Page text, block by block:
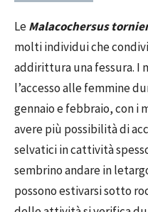
LeMalacochersus
molti individui che
addirittura una fessura. I
l’accesso alle femmine
gennaio e febbraio, con i
avere più possibilità di
selvatici in cattività
sembrino andare in
possono estivarsi sotto